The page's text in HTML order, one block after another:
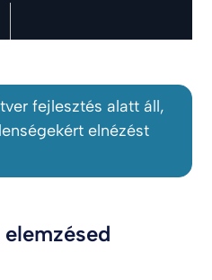
fejlesztés alatt áll,
elnézést